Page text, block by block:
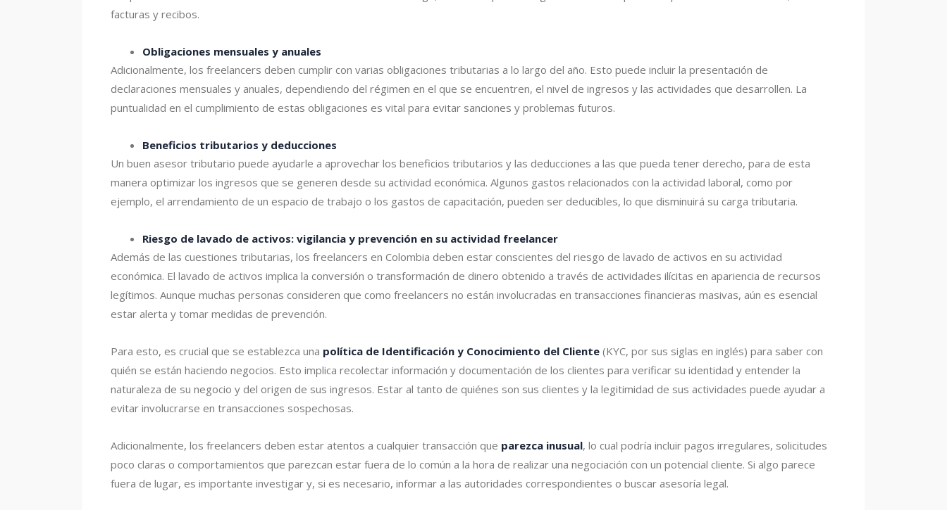
facturas y recibos.
Obligaciones mensuales y anuales
Adicionalmente, los freelancers deben cumplir con varias obligaciones tributarias a lo largo del año. Esto puede incluir la presentación de
declaraciones mensuales y anuales, dependiendo del régimen en el que se encuentren, el nivel de ingresos y las actividades que desarrollen. La
puntualidad en el cumplimiento de estas obligaciones es vital para evitar sanciones y problemas futuros.
Beneficios tributarios y deducciones
Un buen asesor tributario puede ayudarle a aprovechar los beneficios tributarios y las deducciones a las que pueda tener derecho, para de esta
manera optimizar los ingresos que se generen desde su actividad económica. Algunos gastos relacionados con la actividad laboral, como por
ejemplo, el arrendamiento de un espacio de trabajo o los gastos de capacitación, pueden ser deducibles, lo que disminuirá su carga tributaria.
Riesgo de lavado de activos: vigilancia y prevención en su actividad freelancer
Además de las cuestiones tributarias, los freelancers en Colombia deben estar conscientes del riesgo de lavado de activos en su actividad
económica. El lavado de activos implica la conversión o transformación de dinero obtenido a través de actividades ilícitas en apariencia de recursos
legítimos. Aunque muchas personas consideren que como freelancers no están involucradas en transacciones financieras masivas, aún es esencial
estar alerta y tomar medidas de prevención.
Para esto, es crucial que se establezca una política de Identificación y Conocimiento del Cliente (KYC, por sus siglas en inglés) para saber con
quién se están haciendo negocios. Esto implica recolectar información y documentación de los clientes para verificar su identidad y entender la
naturaleza de su negocio y del origen de sus ingresos. Estar al tanto de quiénes son sus clientes y la legitimidad de sus actividades puede ayudar a
evitar involucrarse en transacciones sospechosas.
Adicionalmente, los freelancers deben estar atentos a cualquier transacción que parezca inusual, lo cual podría incluir pagos irregulares, solicitudes
poco claras o comportamientos que parezcan estar fuera de lo común a la hora de realizar una negociación con un potencial cliente. Si algo parece
fuera de lugar, es importante investigar y, si es necesario, informar a las autoridades correspondientes o buscar asesoría legal.